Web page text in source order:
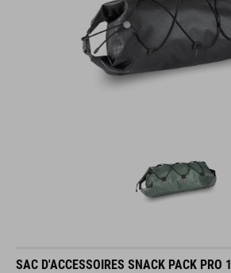
SAC D'ACCESSOIRES SNACK PACK PRO 1